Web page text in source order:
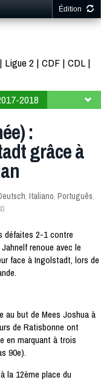
Édition
Ligue 2 CDF CDL
2018
:
grâce à
, Italiano, Português,
défaites 2-1 contre
renoue avec le
face à Ingolstadt, lors de
au but de Mees Joshua à
de Ratisbonne ont
en marquant à trois
90e).
la 12ème place du